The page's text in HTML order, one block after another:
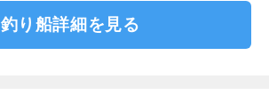
釣り船詳細を見る